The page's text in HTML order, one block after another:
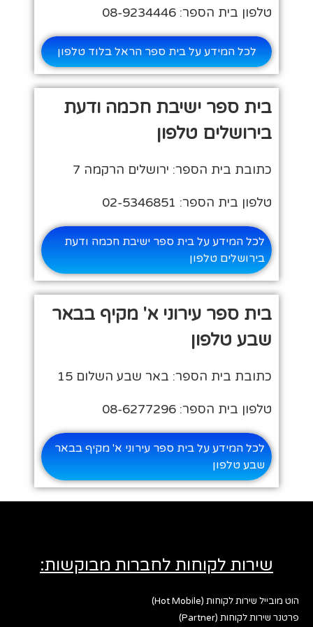
טלפון בית הספר: 08-9234446
לכל המידע על בית ספר הראל בלוד טלפון
בית ספר ישיבת חכמה ודעת
בירושלים טלפון
כתובת בית הספר: ירושלים הרקמה 7
טלפון בית הספר: 02-5346851
לכל המידע על בית ספר ישיבת חכמה ודעת
בירושלים טלפון
בית ספר עירוני א' מקיף בבאר
שבע טלפון
כתובת בית הספר: באר שבע השלום 15
טלפון בית הספר: 08-6277296
לכל המידע על בית ספר עירוני א' מקיף בבאר
שבע טלפון
שירות לקוחות לחברות מבוקשות:
הוט מובייל שירות לקוחות (Hot Mobile)
פרטנר שירות לקוחות (Partner)